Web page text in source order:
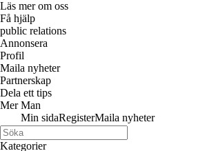
Läs mer om oss
Få hjälp
public relations
Annonsera
Profil
Maila nyheter
Partnerskap
Dela ett tips
Mer Man
Min sidaRegisterMaila nyheter
Kategorier